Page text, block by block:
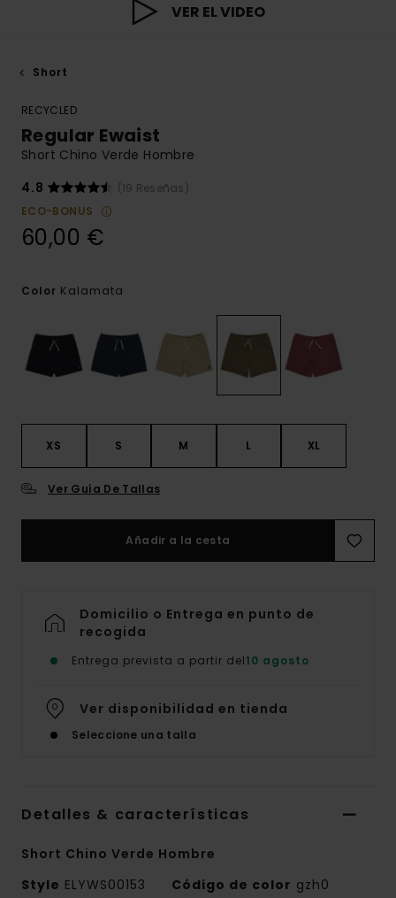
VER EL VIDEO
Short
RECYCLED
Regular Ewaist
Short Chino Verde Hombre
4.8
(19 Reseñas)
ECO-BONUS
60,00 €
Color Kalamata
XS S M L XL
Ver Guía De Tallas
Añadir a la cesta
Domicilio o Entrega en punto de
recogida
Entrega prevista a partir del10 agosto
Ver disponibilidad en tienda
Seleccione una talla
Detalles & características
Short Chino Verde Hombre
Style ELYWS00153 Código de color gzh0